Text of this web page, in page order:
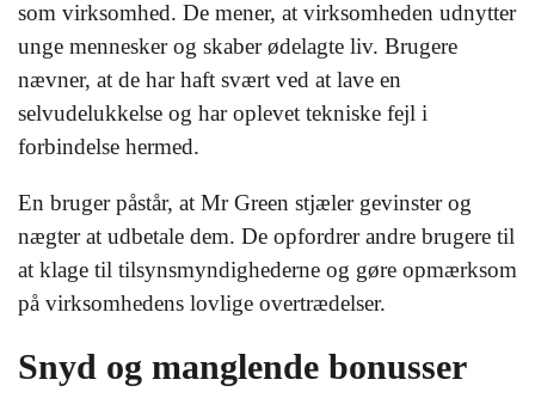
som virksomhed. De mener, at virksomheden udnytter
unge mennesker og skaber ødelagte liv. Brugere
nævner, at de har haft svært ved at lave en
selvudelukkelse og har oplevet tekniske fejl i
forbindelse hermed.
En bruger påstår, at Mr Green stjæler gevinster og
nægter at udbetale dem. De opfordrer andre brugere til
at klage til tilsynsmyndighederne og gøre opmærksom
på virksomhedens lovlige overtrædelser.
Snyd og manglende bonusser